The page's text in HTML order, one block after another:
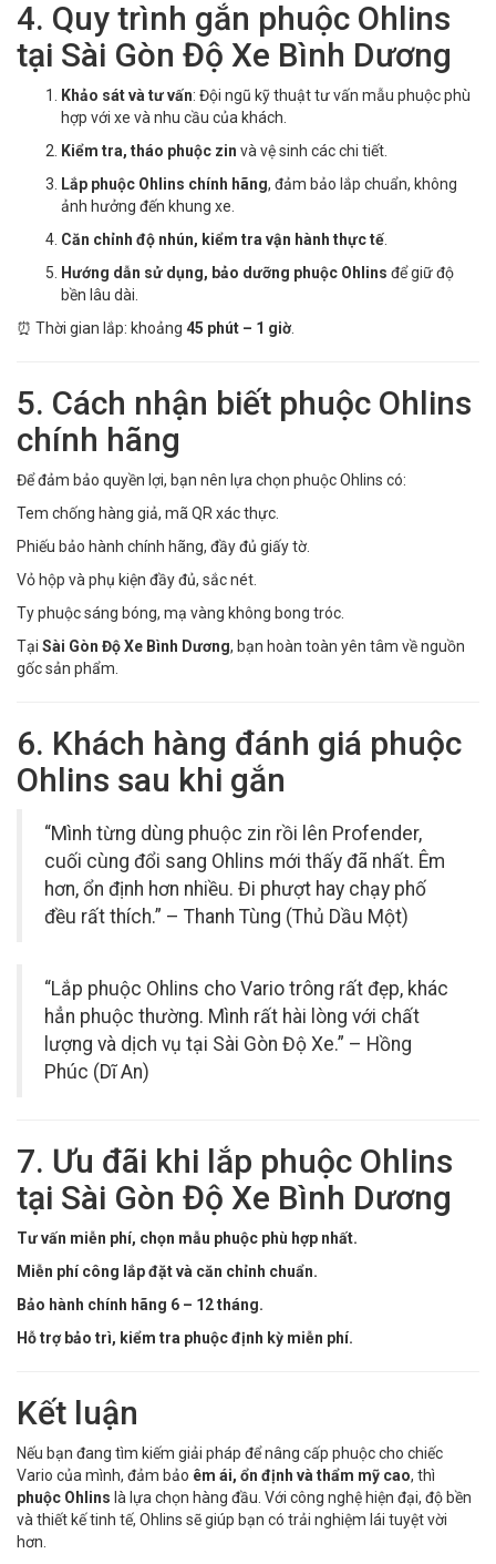
4. Quy trình gắn phuộc Ohlins
tại Sài Gòn Độ Xe Bình Dương
Khảo sát và tư vấn: Đội ngũ kỹ thuật tư vấn mẫu phuộc phù
hợp với xe và nhu cầu của khách.
Kiểm tra, tháo phuộc zin và vệ sinh các chi tiết.
Lắp phuộc Ohlins chính hãng, đảm bảo lắp chuẩn, không
ảnh hưởng đến khung xe.
Căn chỉnh độ nhún, kiểm tra vận hành thực tế
Hướng dẫn sử dụng, bảo dưỡng phuộc Ohlins để giữ độ
bền lâu dài.
⏰ Thời gian lắp: khoảng 45 phút – 1 giờ.
5. Cách nhận biết phuộc Ohlins
chính hãng
Để đảm bảo quyền lợi, bạn nên lựa chọn phuộc Ohlins có:
Tem chống hàng giả, mã QR xác thực.
Phiếu bảo hành chính hãng, đầy đủ giấy tờ.
Vỏ hộp và phụ kiện đầy đủ, sắc nét.
Ty phuộc sáng bóng, mạ vàng không bong tróc.
Tại Sài Gòn Độ Xe Bình Dương, bạn hoàn toàn yên tâm về nguồn
gốc sản phẩm.
6. Khách hàng đánh giá phuộc
Ohlins sau khi gắn
“Mình từng dùng phuộc zin rồi lên Profender,
cuối cùng đổi sang Ohlins mới thấy đã nhất. Êm
hơn, ổn định hơn nhiều. Đi phượt hay chạy phố
đều rất thích.” – Thanh Tùng (Thủ Dầu Một)
“Lắp phuộc Ohlins cho Vario trông rất đẹp, khác
hẳn phuộc thường. Mình rất hài lòng với chất
lượng và dịch vụ tại Sài Gòn Độ Xe.” – Hồng
Phúc (Dĩ An)
7. Ưu đãi khi lắp phuộc Ohlins
tại Sài Gòn Độ Xe Bình Dương
Tư vấn miễn phí, chọn mẫu phuộc phù hợp nhất.
Miễn phí công lắp đặt và căn chỉnh chuẩn.
Bảo hành chính hãng 6 – 12 tháng.
Hỗ trợ bảo trì, kiểm tra phuộc định kỳ miễn phí.
Kết luận
Nếu bạn đang tìm kiếm giải pháp để nâng cấp phuộc cho chiếc
Vario của mình, đảm bảo êm ái, ổn định và thẩm mỹ cao, thì
phuộc Ohlins là lựa chọn hàng đầu. Với công nghệ hiện đại, độ bền
và thiết kế tinh tế, Ohlins sẽ giúp bạn có trải nghiệm lái tuyệt vời
hơn.